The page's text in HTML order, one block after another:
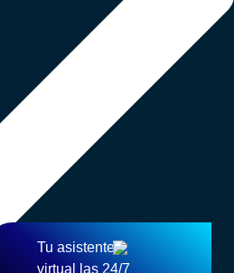
Tu asistente
virtual las 24/7